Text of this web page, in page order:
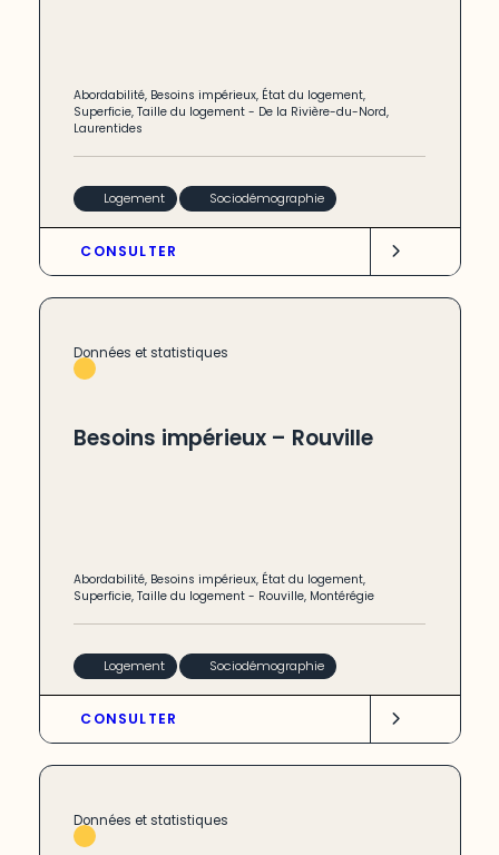
Abordabilité, Besoins impérieux, État du logement,
Superficie,Taille du logement - De la Rivière-du-Nord,
Laurentides
Logement Sociodémographie
CONSULTER
Données et statistiques
Besoins impérieux – Rouville
Abordabilité, Besoins impérieux, État du logement,
Superficie,Taille du logement - Rouville, Montérégie
Logement Sociodémographie
CONSULTER
Données et statistiques